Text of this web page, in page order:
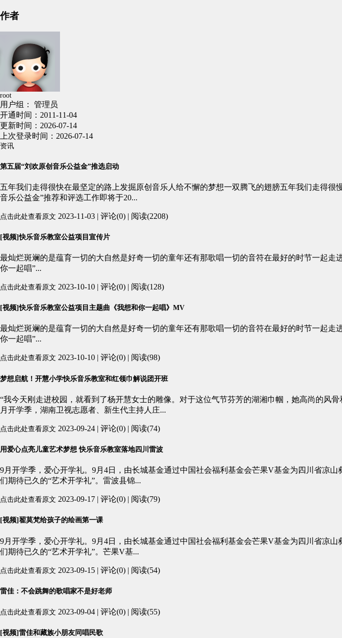
作者
root
用户组： 管理员
开通时间：2011-11-04
更新时间：2026-07-14
上次登录时间：2026-07-14
资讯
第五届“刘欢原创音乐公益金”推选启动
五年我们走得很快在最坚定的路上发掘原创音乐人给不懈的梦想一双腾飞的翅膀五年我们走得
音乐公益金”推荐和评选工作即将于20...
点击此处查看原文 2023-11-03 | 评论(0) | 阅读(2208)
[视频]快乐音乐教室公益项目宣传片
最灿烂斑斓的是蕴育一切的大自然是好奇一切的童年还有那歌唱一切的音符在最好的时节一起
你一起唱”...
点击此处查看原文 2023-10-10 | 评论(0) | 阅读(128)
[视频]快乐音乐教室公益项目主题曲《我想和你一起唱》MV
最灿烂斑斓的是蕴育一切的大自然是好奇一切的童年还有那歌唱一切的音符在最好的时节一起
你一起唱”...
点击此处查看原文 2023-10-10 | 评论(0) | 阅读(98)
梦想启航！开慧小学快乐音乐教室和红领巾解说团开班
“我今天刚走进校园，就看到了杨开慧女士的雕像。对于这位气节芬芳的湖湘巾帼，她高尚的风
月开学季，湖南卫视志愿者、新生代主持人庄...
点击此处查看原文 2023-09-24 | 评论(0) | 阅读(74)
用爱心点亮儿童艺术梦想 快乐音乐教室落地四川雷波
9月开学季，爱心开学礼。9月4日，由长城基金通过中国社会福利基金会芒果V基金为四川省凉
们期待已久的“艺术开学礼”。雷波县锦...
点击此处查看原文 2023-09-17 | 评论(0) | 阅读(79)
[视频]翟莫梵给孩子的绘画第一课
9月开学季，爱心开学礼。9月4日，由长城基金通过中国社会福利基金会芒果V基金为四川省凉
们期待已久的“艺术开学礼”。芒果V基...
点击此处查看原文 2023-09-15 | 评论(0) | 阅读(54)
雷佳：不会跳舞的歌唱家不是好老师
点击此处查看原文 2023-09-04 | 评论(0) | 阅读(55)
[视频]雷佳和藏族小朋友同唱民歌